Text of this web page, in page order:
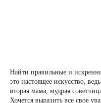
Найти правильные и
это настоящее искусство,
вторая мама, мудрая
Хочется выразить все свое